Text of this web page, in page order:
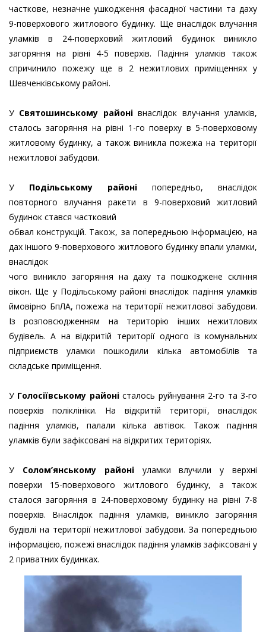
часткове, незначне ушкодження фасадної частини та даху
9-поверхового житлового будинку. Ще внаслідок влучання
уламків в 24-поверховий житловий будинок виникло
загоряння на рівні 4-5 поверхів. Падіння уламків також
спричинило пожежу ще в 2 нежитлових приміщеннях у
Шевченківському районі.
У Святошинському районівнаслідок влучання уламків,
сталось загоряння на рівні 1-го поверху в 5-поверховому
житловому будинку, а також виникла пожежа на території
нежитлової забудови.
У Подільському районі попередньо, внаслідок
повторного влучання ракети в 9-поверховий житловий
будинок стався частковий
обвал конструкцій. Також, за попередньою інформацією, на
дах іншого 9-поверхового житлового будинку впали уламки,
внаслідок
чого виникло загоряння на даху та пошкоджене скління
вікон. Ще у Подільському районі внаслідок падіння уламків
ймовірно БпЛА, пожежа на території нежитлової забудови.
Із розповсюдженням на територію інших нежитлових
будівель. А на відкритій території одного із комунальних
підприємств уламки пошкодили кілька автомобілів та
складське приміщення.
У Голосіївському районісталось руйнування 2-го та 3-го
поверхів поліклініки. На відкритій території, внаслідок
падіння уламків, палали кілька автівок. Також падіння
уламків були зафіксовані на відкритих територіях.
У Солом’янському районіуламки влучили у верхні
поверхи 15-поверхового житлового будинку, а також
сталося загоряння в 24-поверховому будинку на рівні 7-8
поверхів. Внаслідок падіння уламків, виникло загоряння
будівлі на території нежитлової забудови. За попередньою
інформацією, пожежі внаслідок падіння уламків зафіксовані у
2 приватних будинках.